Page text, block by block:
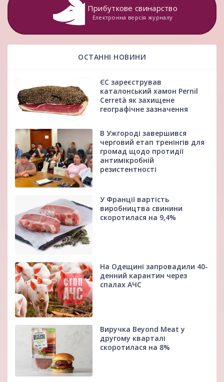
Прибуткове свинарство
Електронна версія журналу
ОСТАННІ НОВИНИ
ЄС зареєстрував
каталонський хамон Pernil
Cerretà як захищене
географічне зазначення
В Ужгороді завершився
черговий етап тренінгів для
громад щодо протидії
антимікробній
резистентності
У Франції вартість
виробництва свинини
скоротилася на 9,4%
На Одещині запровадили 40-
денний карантин через
спалах АЧС
Виручка Beyond Meat у
другому кварталі
скоротилася на 8%